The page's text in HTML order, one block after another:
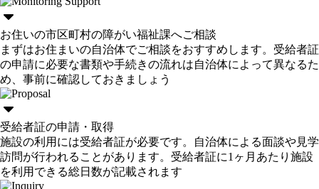
お住いの市区町村の障がい福祉課へご相談
まずはお住まいの自治体でご相談をおすすめします。受給者証
の申請に必要な書類や手続きの流れは自治体によって異なるた
め、事前に確認しておきましょう
受給者証の申請・取得
施設の利用には受給者証が必要です。自治体による面談や見学
訪問が行われることがあります。受給者証に1ヶ月あたり施設
を利用できる総日数が記載されます